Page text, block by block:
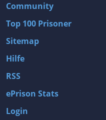
Community
Top 100 Prisoner
Sitemap
Hilfe
RSS
ePrison Stats
Login